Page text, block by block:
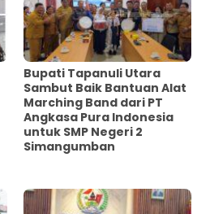
Bupati Tapanuli Utara
Sambut Baik Bantuan Alat
Marching Band dari PT
Angkasa Pura Indonesia
untuk SMP Negeri 2
Simangumban